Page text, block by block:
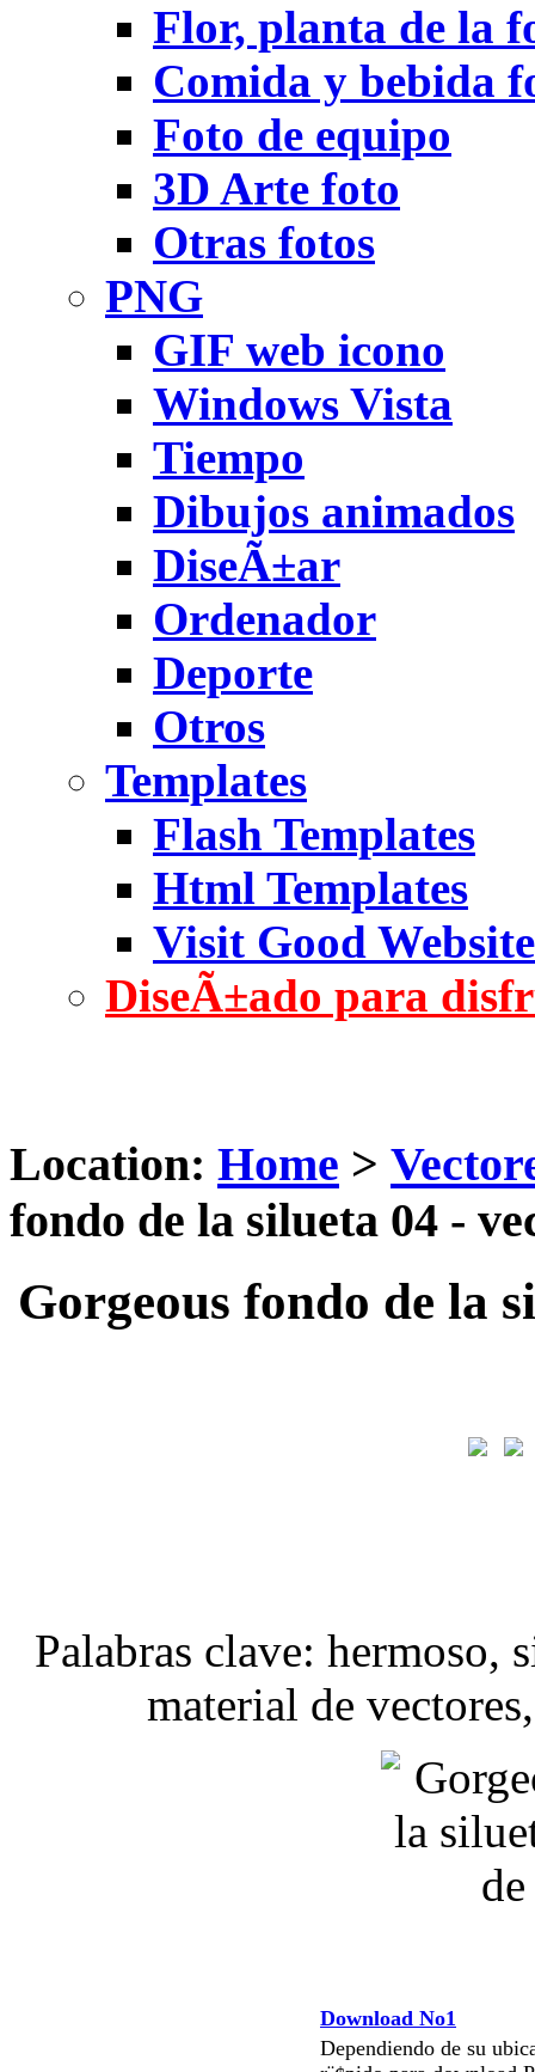
Flor, planta de la
Comida y bebida
Foto de equipo
3D Arte foto
Otras fotos
PNG
GIF web icono
Windows Vista
Tiempo
Dibujos animados
DiseÃ±ar
Ordenador
Deporte
Otros
Templates
Flash Templates
Html Templates
Visit Good Website
DiseÃ±ado para
Location: Home >
fondo de la silueta 04 -
Gorgeous fondo de la
Palabras clave: hermoso,
material de
Download No1
Dependiendo de su